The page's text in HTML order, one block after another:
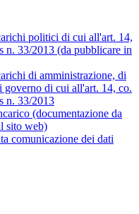
politici di cui all'art. 14,
n. 33/2013 (da pubblicare in
di amministrazione, di
governo di cui all'art. 14, co.
n. 33/2013
(documentazione da
sito web)
comunicazione dei dati